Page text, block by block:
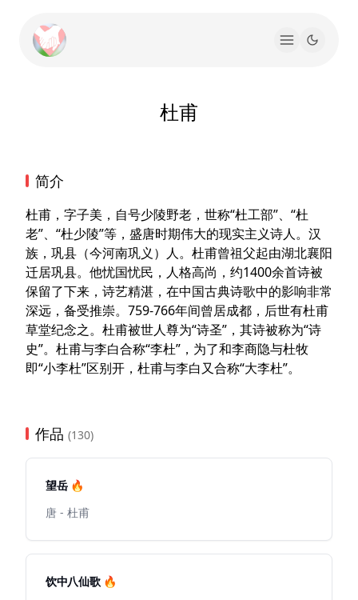
杜甫
简介
杜甫，字子美，自号少陵野老，世称“杜工部”、“杜
老”、“杜少陵”等，盛唐时期伟大的现实主义诗人。汉
族，巩县（今河南巩义）人。杜甫曾祖父起由湖北襄阳
迁居巩县。他忧国忧民，人格高尚，约1400余首诗被
保留了下来，诗艺精湛，在中国古典诗歌中的影响非常
深远，备受推崇。759-766年间曾居成都，后世有杜甫
草堂纪念之。杜甫被世人尊为“诗圣”，其诗被称为“诗
史”。杜甫与李白合称“李杜”，为了和李商隐与杜牧
即“小李杜”区别开，杜甫与李白又合称“大李杜”。
作品 (130)
望岳 🔥
唐 - 杜甫
饮中八仙歌 🔥